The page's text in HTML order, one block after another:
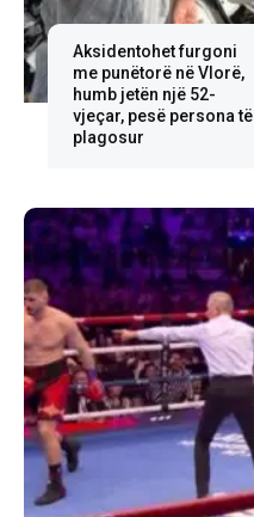
Aksidentohet furgoni
me punëtorë në Vlorë,
humb jetën një 52-
vjeçar, pesë persona të
plagosur